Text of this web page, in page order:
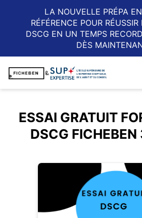
LA NOUVELLE PRÉPA
RÉFÉRENCE POUR
DSCG EN UN TEMPS
DÈS
ESSAI GRATUIT
DSCG FICHEBEN